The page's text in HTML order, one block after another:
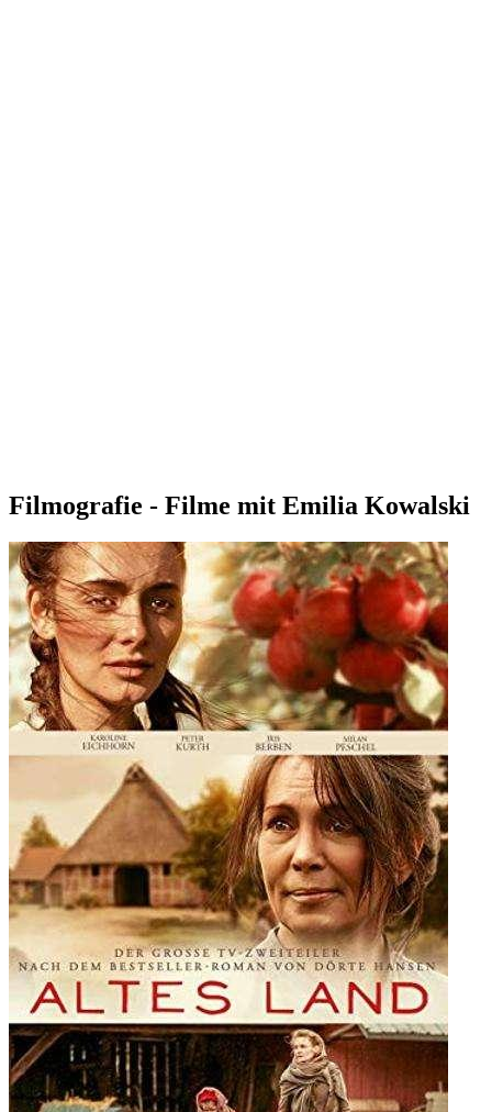
Filmografie - Filme mit Emilia Kowalski